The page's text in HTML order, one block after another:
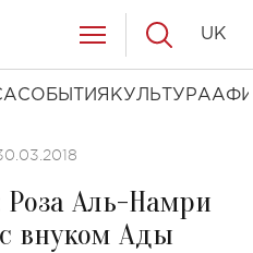
СОБЫТИЯ КУЛЬТУРА
UK
Роза Аль-Намри
внуком Ады